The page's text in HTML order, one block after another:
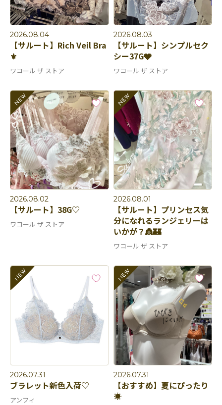
2026.08.04
【サルート】Rich Veil Bra
⚜️
ワコール ザ ストア
2026.08.03
【サルート】シンプルセク
シー37G🩶
ワコール ザ ストア
2026.08.02
【サルート】38G♡
ワコール ザ ストア
2026.08.01
【サルート】プリンセス気
分になれるランジェリーは
いかが？👸🏰
ワコール ザ ストア
2026.07.31
ブラレット新色入荷♡
アンフィ
2026.07.31
【おすすめ】夏にぴったり
☀️